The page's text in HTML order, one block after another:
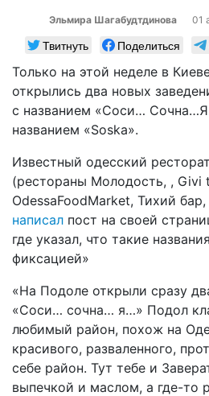
Эльмира Шагабудтдинова 01
Твитнуть Поделиться
Только на этой неделе в
открылись два новых
с названием «Соси…
названием «Soska».
Известный одесский
(рестораны Молодость, , Givi
OdessaFoodMarket, Тихий
написал пост на своей
где указал, что такие
фиксацией»
«На Подоле открыли сразу
«Соси… сочна… я…» Подол
любимый район, похож на
красивого, разваленного,
себе район. Тут тебе и
выпечкой и маслом, а где-то